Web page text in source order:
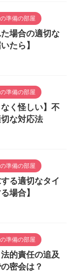
準備の部屋
場合の適切な
たら】
準備の部屋
なく怪しい】不
な対応法
準備の部屋
る適切なタイ
場合】
準備の部屋
的責任の追及
密会は？